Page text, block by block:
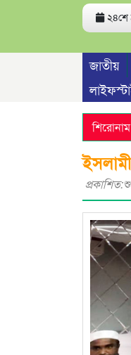
২৪শে
জাতীয়
শিরোনাম